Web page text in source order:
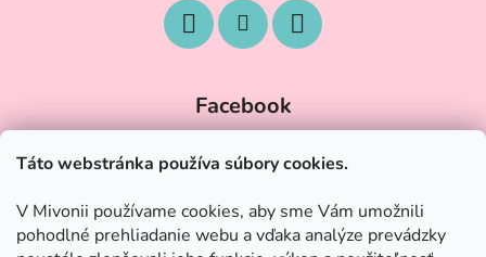
Táto webstránka používa súbory cookies.
V Mivonii používame cookies, aby sme Vám umožnili
pohodlné prehliadanie webu a vďaka analýze prevádzky
Facebook